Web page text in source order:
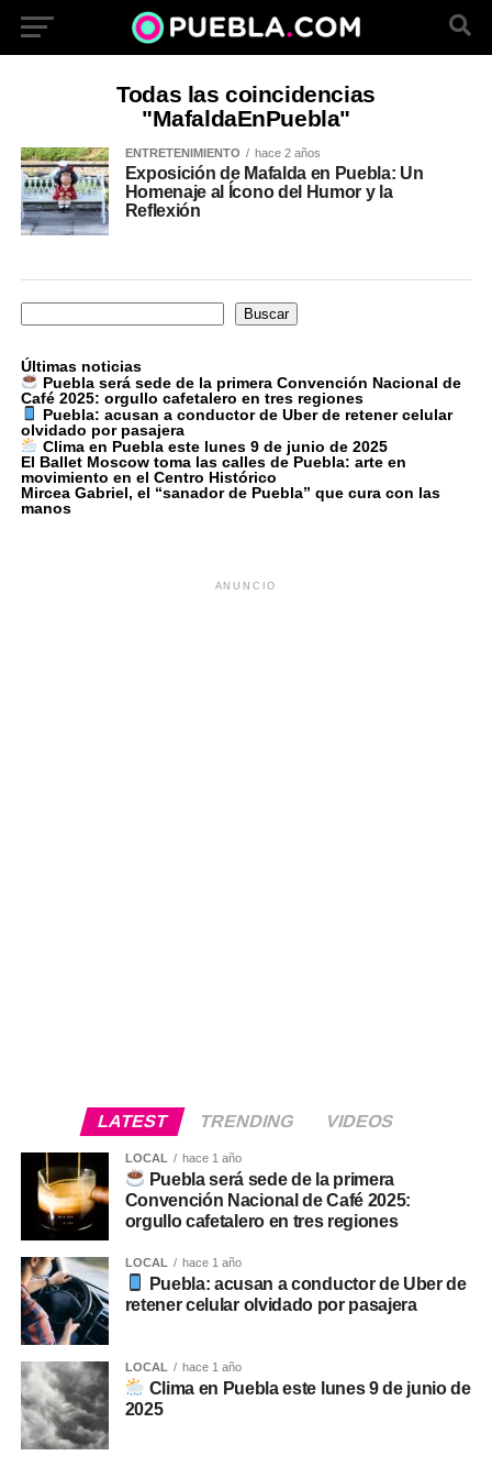
Todas las coincidencias
"MafaldaEnPuebla"
ENTRETENIMIENTO hace 2 años
Exposición de Mafalda en Puebla: Un
Homenaje al Ícono del Humor y la
Reflexión
Buscar Buscar
Últimas noticias
Puebla será sede de la primera Convención Nacional de
Café 2025: orgullo cafetalero en tres regiones
Puebla: acusan a conductor de Uber de retener celular
olvidado por pasajera
Clima en Puebla este lunes 9 de junio de 2025
El Ballet Moscow toma las calles de Puebla: arte en
movimiento en el Centro Histórico
Mircea Gabriel, el “sanador de Puebla” que cura con las
manos
ANUNCIO
LATEST TRENDING VIDEOS
LOCAL hace 1 año
Puebla será sede de la primera
Convención Nacional de Café 2025:
orgullo cafetalero en tres regiones
LOCAL hace 1 año
Puebla: acusan a conductor de Uber de
retener celular olvidado por pasajera
LOCAL hace 1 año
Clima en Puebla este lunes 9 de junio de
2025